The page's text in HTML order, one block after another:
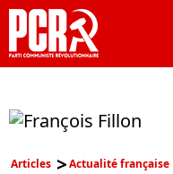
Articles Actualité française